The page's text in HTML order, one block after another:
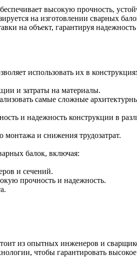
высокую прочность,
на изготовлении сварных
на объект, гарантируя
использовать их в
и затраты на материалы.
самые сложные
и надежность конструкции в
монтажа и снижения трудозатрат.
балок, включая:
и сечений.
прочность и надежность.
из опытных инженеров и
чтобы гарантировать высокое